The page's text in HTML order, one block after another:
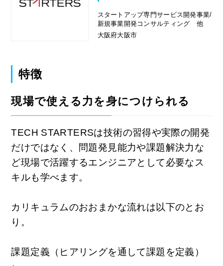
スタートアップ専門サービス開発事業/
新規事業開発コンサルティング 他
大阪府大阪市
特徴
現場で使える力を身につけられる
TECH STARTERSは技術の習得や実際の開発
だけではなく、問題発見能力や課題解決力な
ど現場で活躍するエンジニアとして必要なス
キルも学べます。
カリキュラムのおおまかな流れは以下のとお
り。
課題定義（ヒアリングを通して課題を定義）